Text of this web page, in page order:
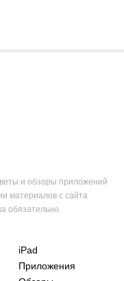
и обзоры приложений
материалов с сайта
обязательно.
iPad
Приложения